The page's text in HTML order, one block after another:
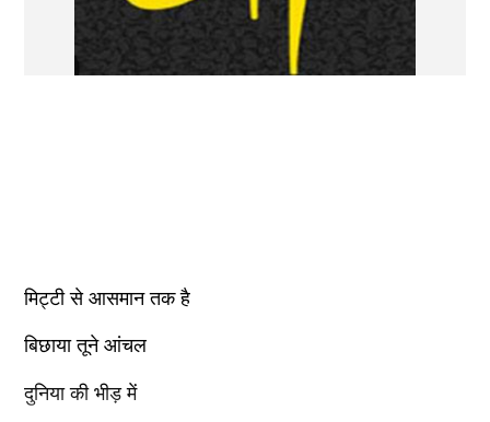
मिट्टी से आसमान तक है
बिछाया तूने आंचल
दुनिया की भीड़ में